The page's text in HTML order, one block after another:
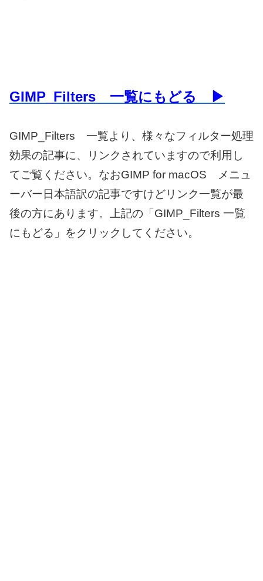
GIMP_Filters 一覧にもどる ▶
GIMP_Filters 一覧より、様々なフィルター処理
効果の記事に、リンクされていますので利用し
てご覧ください。なおGIMP for macOS メニュ
ーバー日本語訳の記事ですけどリンク一覧が最
後の方にあります。上記の「GIMP_Filters 一覧
にもどる」をクリックしてください。